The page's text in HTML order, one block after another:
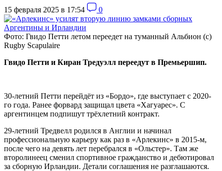
15 февраля 2025 в 17:54 0
Фото: Гвидо Петти летом переедет на туманный Альбион (с)
Rugby Scapulaire
Гвидо Петти и Киран Тредуэлл переедут в Премьершип.
30-летний Петти перейдёт из «Бордо», где выступает с 2020-
го года. Ранее форвард защищал цвета «Хагуарес». С
аргентинцем подпишут трёхлетний контракт.
29-летний Тредвелл родился в Англии и начинал
профессиональную карьеру как раз в «Арлекинс» в 2015-м,
после чего на девять лет перебрался в «Ольстер». Там же
второлинеец сменил спортивное гражданство и дебютировал
за сборную Ирландии. Детали соглашения не разглашаются.